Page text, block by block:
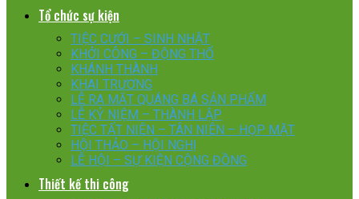
Tổ chức sự kiện
TIỆC CƯỚI – SINH NHẬT
KHỞI CÔNG – ĐỘNG THỔ
KHÁNH THÀNH
KHAI TRƯƠNG
LỄ RA MẮT QUÁNG BÁ SẢN PHẨM
LỄ KỶ NIỆM – THÀNH LẬP
TIỆC TẤT NIÊN – TÂN NIÊN – HỌP MẶT
HỘI THẢO – HỘI NGHỊ
LỄ HỘI – SỰ KIỆN CỘNG ĐỒNG
Thiết kế thi công